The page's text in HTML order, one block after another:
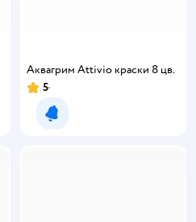
Аквагрим Attivio краски 8 цв.
5
Уведомить о появлении